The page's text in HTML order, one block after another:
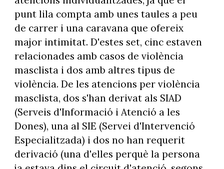
punt lila compta amb unes taules a peu
de carrer i una caravana que ofereix
major intimitat. D'estes set, cinc estaven
relacionades amb casos de violència
masclista i dos amb altres tipus de
violència. De les atencions per violència
masclista, dos s'han derivat als SIAD
(Serveis d'Informació i Atenció a les
Dones), una al SIE (Servei d'Intervenció
Especialitzada) i dos no han requerit
derivació (una d'elles perquè la persona